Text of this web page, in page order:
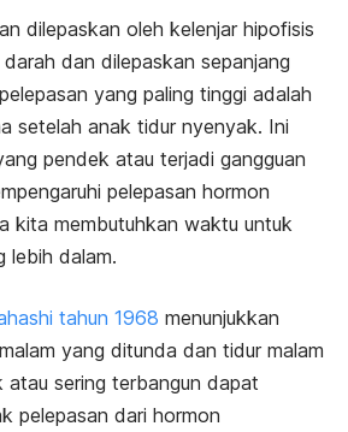
dilepaskan oleh kelenjar hipofisis
dan dilepaskan sepanjang
yang paling tinggi adalah
setelah anak tidur nyenyak. Ini
pendek atau terjadi gangguan
pelepasan hormon
kita membutuhkan waktu untuk
lebih dalam.
tahun 1968 menunjukkan
yang ditunda dan tidur malam
sering terbangun dapat
pelepasan dari hormon